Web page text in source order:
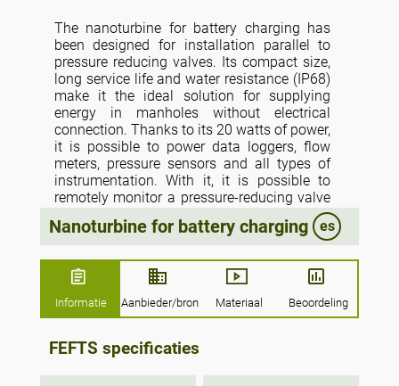
The nanoturbine for battery charging has
been designed for installation parallel to
pressure reducing valves. Its compact size,
long service life and water resistance (IP68)
make it the ideal solution for supplying
energy in manholes without electrical
connection. Thanks to its 20 watts of power,
it is possible to power data loggers, flow
meters, pressure sensors and all types of
instrumentation. With it, it is possible to
remotely monitor a pressure-reducing valve
without affecting its operation, as it is
installed in bypass using only a tiny part of
the flow.
With the nanoturbine it is not necessary to
periodically replace the batteries, as they
will always be charged, and it is also
chamber itself, which is a great advantage
Nanoturbine for battery charging es
Informatie Aanbieder/bron Materiaal Beoordeling
FEFTS specificaties